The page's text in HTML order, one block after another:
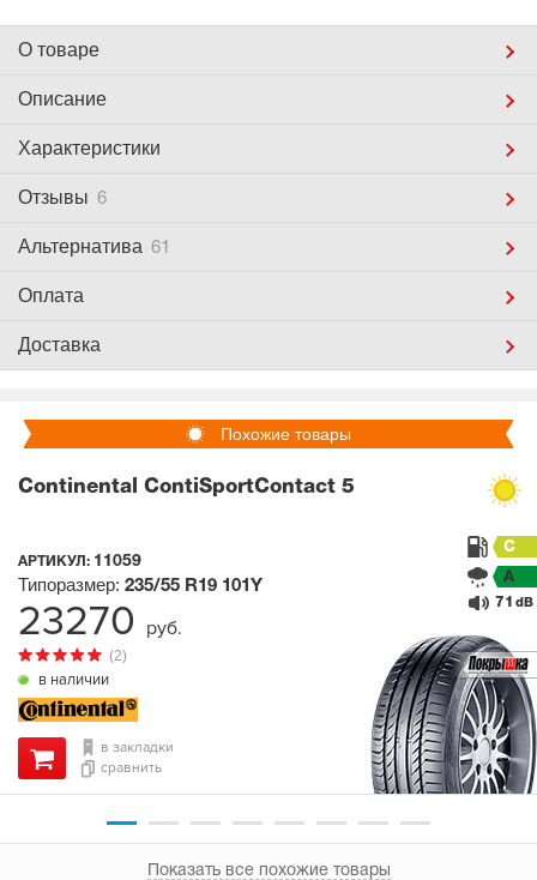
О товаре
Описание
Характеристики
Отзывы 6
Альтернатива 61
Оплата
Доставка
Похожие товары
Continental ContiSportContact 5
АРТИКУЛ: 11059
в наличии
(2)
Типоразмер: 235/55 R19 101Y
C
A
71 dB
в закладки
сравнить
23270 руб.
Показать все похожие товары